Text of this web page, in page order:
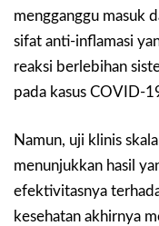
mengganggu masuk
sifat anti-inflamasi
reaksi berlebihan
pada kasus COVID-
Namun, uji klinis
menunjukkan hasil
efektivitasnya
kesehatan akhirnya